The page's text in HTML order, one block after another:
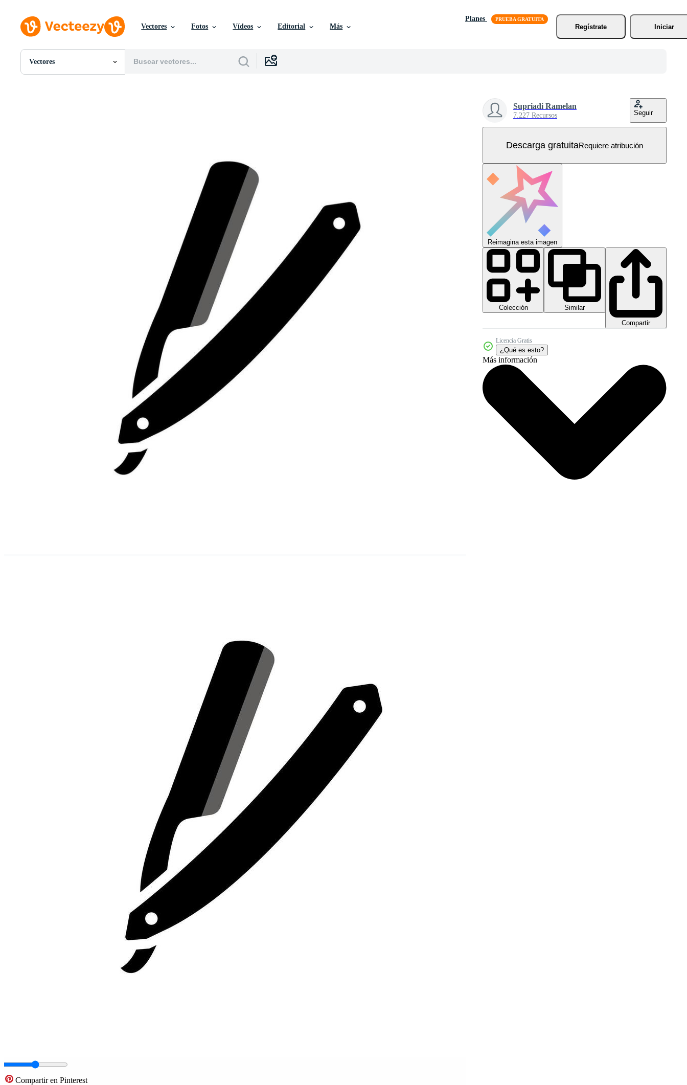
Vectores Fotos Vídeos Editorial Más
Planes
Regístrate
Iniciar
Vectores
Todas Imágenes
Compartir en Pinterest
Supriadi Ramelan
7.227 Recursos Seguir
Descarga gratuitaRequiere atribución
Reimagina esta imagen
Colección
Similar
Compartir
Licencia Gratis
¿Qué es esto?
Más información